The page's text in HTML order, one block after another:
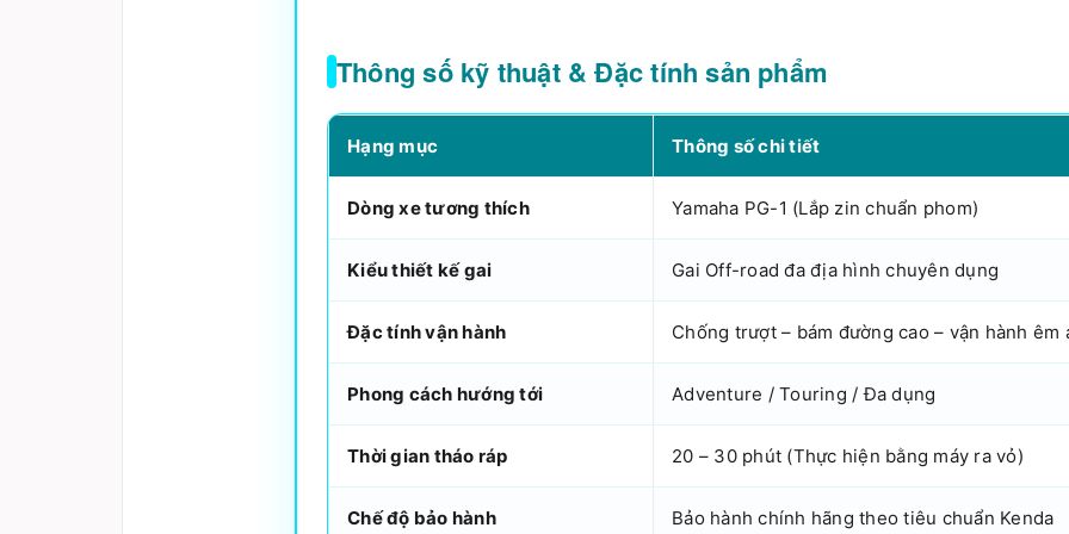
Thông số kỹ thuật & Đặc tính sản phẩm
Hạng mục Thông số chi tiết
Dòng xe tương thích Yamaha PG-1 (Lắp zin chuẩn phom)
Kiểu thiết kế gai Gai Off-road đa địa hình chuyên dụng
Đặc tính vận hành Chống trượt – bám đường cao – vận hành êm
Phong cách hướng tới Adventure / Touring / Đa dụng
Thời gian tháo ráp 20 – 30 phút (Thực hiện bằng máy ra vỏ)
Chế độ bảo hành Bảo hành chính hãng theo tiêu chuẩn Kenda